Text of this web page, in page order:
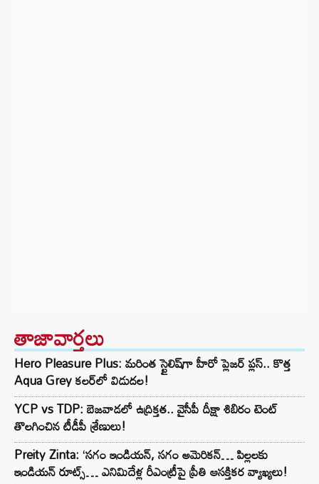
తాజావార్తలు
Hero Pleasure Plus: మరింత స్టైలిష్‌గా హీరో ప్లెజర్ ప్లస్.. కొత్త
Aqua Grey కలర్‌లో విడుదల!
YCP vs TDP: బెజవాడలో ఉద్రిక్తత.. వైసీపీ దీక్షా శిబిరం టెంట్
తొలగించిన టీడీపీ శ్రేణులు!
Preity Zinta: ‘సగం ఇండియన్, సగం అమెరికన్… పిల్లలకు
ఇండియన్ రూట్స్… ఎనిమిదేళ్ల రీఎంట్రీపై ప్రీతి ఆసక్తికర వ్యాఖ్యలు!